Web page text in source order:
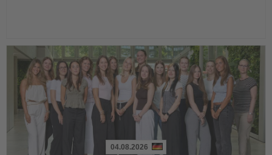
04.08.2026